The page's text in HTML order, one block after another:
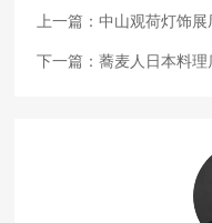
上一篇：中山观荷灯饰展
下一篇：蕎麦人日本料理